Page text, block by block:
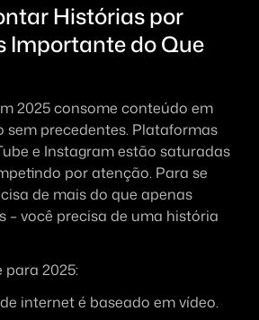
Histórias por
Importante do Que
2025 consome conteúdo em
sem precedentes. Plataformas
e Instagram estão saturadas
por atenção. Para se
de mais do que apenas
– você precisa de uma história
para 2025:
internet é baseado em vídeo.